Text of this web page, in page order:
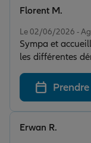
Le 02/06/2026 -
Sympa et
les différentes
Florent M.
Erwan R.